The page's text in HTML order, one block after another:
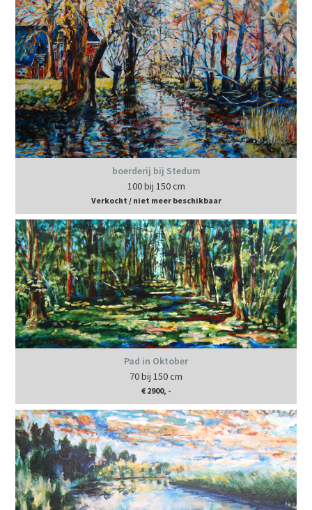
boerderij bij Stedum
100 bij 150 cm
Verkocht / niet meer beschikbaar
Pad in Oktober
70 bij 150 cm
€ 2900, -